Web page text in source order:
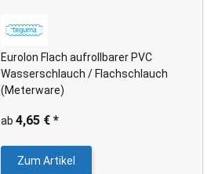
Eurolon Flach aufrollbarer PVC
Wasserschlauch / Flachschlauch
(Meterware)
ab 4,65 € *
Zum Artikel